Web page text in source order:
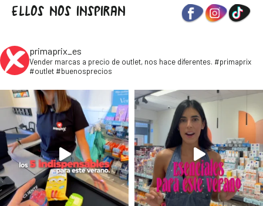
ELLOS NOS INSPIRAN
primaprix_es
Vender marcas a precio de outlet, nos hace diferentes. #primaprix
#outlet #buenosprecios